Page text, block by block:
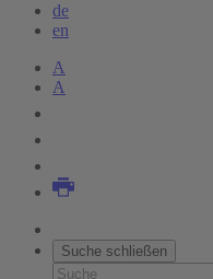
de
en
A
A
Suche schließen